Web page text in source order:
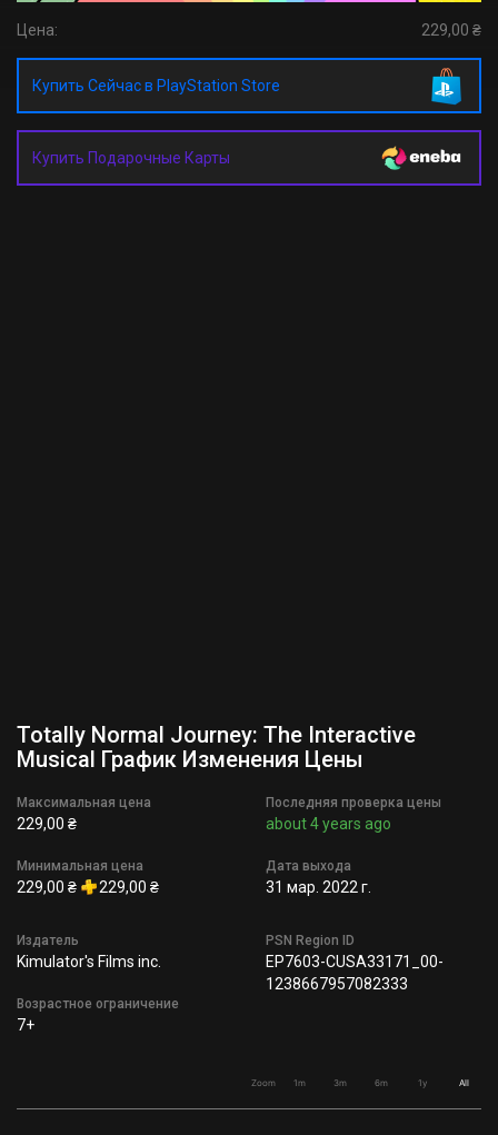
Цена: 229,00 ₴
Купить Сейчас в PlayStation Store
Купить Подарочные Карты
Totally Normal Journey: The Interactive
Musical График Изменения Цены
Максимальная цена
229,00 ₴
Минимальная цена
229,00 ₴ 229,00 ₴
Последняя проверка цены
about 4 years ago
Дата выхода
31 мар. 2022 г.
Издатель
Kimulator's Films inc.
Возрастное ограничение
7+
PSN Region ID
EP7603-CUSA33171_00-
1238667957082333
Zoom 1m 3m 6m 1y All